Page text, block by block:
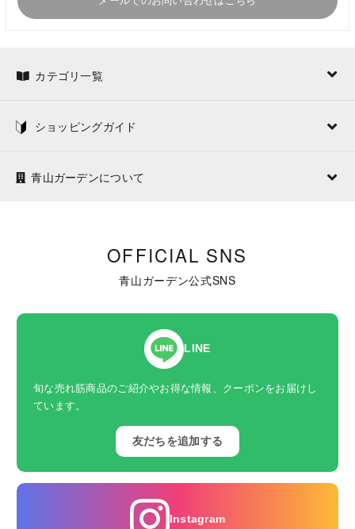
カテゴリ一覧
ショッピングガイド
青山ガーデンについて
OFFICIAL SNS
青山ガーデン公式SNS
LINE
旬な売れ筋商品のご紹介やお得な情報、クーポンをお届けし
ています。
友だちを追加する
Instagram